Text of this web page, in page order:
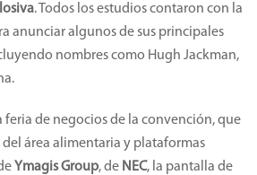
. Todos los estudios contaron con la
anunciar algunos de sus principales
nombres como Hugh Jackman,
de negocios de la convención, que
área alimentaria y plataformas
Ymagis Group, de NEC, la pantalla de